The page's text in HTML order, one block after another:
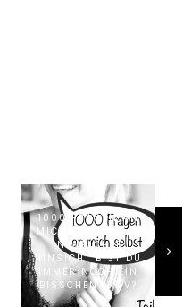
1000 FRAGEN AN
MICH SELBST #97
IN WELCHER
HINSICHT BIST DU
IMMER NOCH EIN
BISSCHEN NAIV?